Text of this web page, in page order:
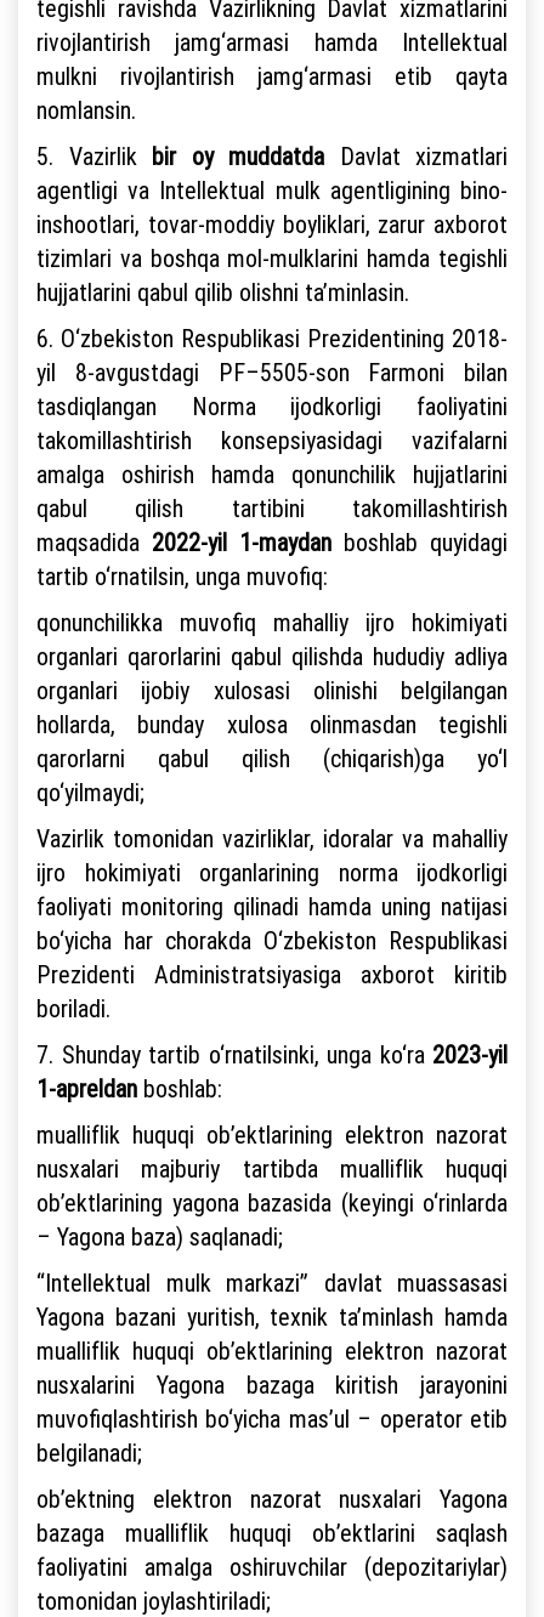
tegishli ravishda Vazirlikning Davlat xizmatlarini
rivojlantirish jamg‘armasi hamda Intellektual
mulkni rivojlantirish jamg‘armasi etib qayta
nomlansin.
5. Vazirlik bir oy muddatdaDavlat xizmatlari
agentligi va Intellektual mulk agentligining bino-
inshootlari, tovar-moddiy boyliklari, zarur axborot
tizimlari va boshqa mol-mulklarini hamda tegishli
hujjatlarini qabul qilib olishni ta’minlasin.
6. O‘zbekiston Respublikasi Prezidentining 2018-
yil 8-avgustdagi PF–5505-son Farmoni bilan
tasdiqlangan Norma ijodkorligi faoliyatini
takomillashtirish konsepsiyasidagi vazifalarni
amalga oshirish hamda qonunchilik hujjatlarini
qabul qilish tartibini takomillashtirish
maqsadida 2022-yil 1-maydan boshlab quyidagi
tartib o‘rnatilsin, unga muvofiq:
qonunchilikka muvofiq mahalliy ijro hokimiyati
organlari qarorlarini qabul qilishda hududiy adliya
organlari ijobiy xulosasi olinishi belgilangan
hollarda, bunday xulosa olinmasdan tegishli
qarorlarni qabul qilish (chiqarish)ga yo‘l
qo‘yilmaydi;
Vazirlik tomonidan vazirliklar, idoralar va mahalliy
ijro hokimiyati organlarining norma ijodkorligi
faoliyati monitoring qilinadi hamda uning natijasi
bo‘yicha har chorakda O‘zbekiston Respublikasi
Prezidenti Administratsiyasiga axborot kiritib
boriladi.
7. Shunday tartib o‘rnatilsinki, unga ko‘ra 2023-yil
1-apreldan boshlab:
mualliflik huquqi ob’ektlarining elektron nazorat
nusxalari majburiy tartibda mualliflik huquqi
ob’ektlarining yagona bazasida (keyingi o‘rinlarda
– Yagona baza) saqlanadi;
“Intellektual mulk markazi” davlat muassasasi
Yagona bazani yuritish, texnik ta’minlash hamda
mualliflik huquqi ob’ektlarining elektron nazorat
nusxalarini Yagona bazaga kiritish jarayonini
muvofiqlashtirish bo‘yicha mas’ul – operator etib
belgilanadi;
ob’ektning elektron nazorat nusxalari Yagona
bazaga mualliflik huquqi ob’ektlarini saqlash
faoliyatini amalga oshiruvchilar (depozitariylar)
tomonidan joylashtiriladi;